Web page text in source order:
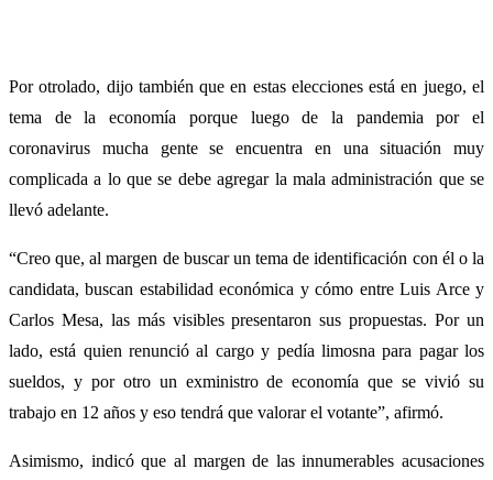
Por otrolado, dijo también que en estas elecciones está en juego, el
tema de la economía porque luego de la pandemia por el
coronavirus mucha gente se encuentra en una situación muy
complicada a lo que se debe agregar la mala administración que se
llevó adelante.
“Creo que, al margen de buscar un tema de identificación con él o la
candidata, buscan estabilidad económica y cómo entre Luis Arce y
Carlos Mesa, las más visibles presentaron sus propuestas. Por un
lado, está quien renunció al cargo y pedía limosna para pagar los
sueldos, y por otro un exministro de economía que se vivió su
trabajo en 12 años y eso tendrá que valorar el votante”, afirmó.
Asimismo, indicó que al margen de las innumerables acusaciones